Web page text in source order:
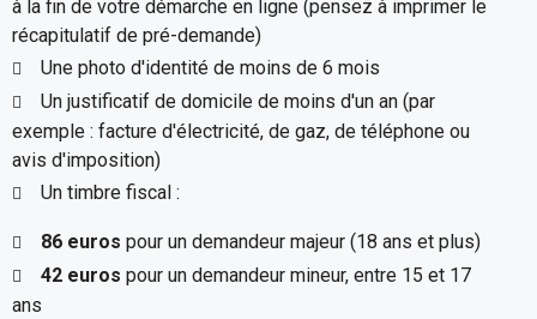
à la fin de votre démarche en ligne (pensez à imprimer le
récapitulatif de pré-demande)
Une photo d'identité de moins de 6 mois
Un justificatif de domicile de moins d'un an (par
exemple : facture d'électricité, de gaz, de téléphone ou
avis d'imposition)
Un timbre fiscal :
86 euros pour un demandeur majeur (18 ans et plus)
42 euros pour un demandeur mineur, entre 15 et 17
ans